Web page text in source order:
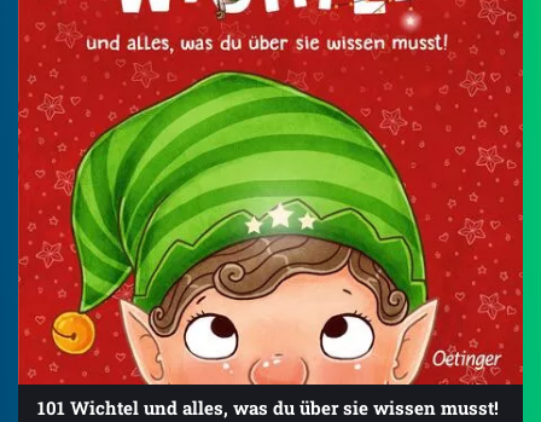
101 Wichtel und alles, was du über sie wissen musst!